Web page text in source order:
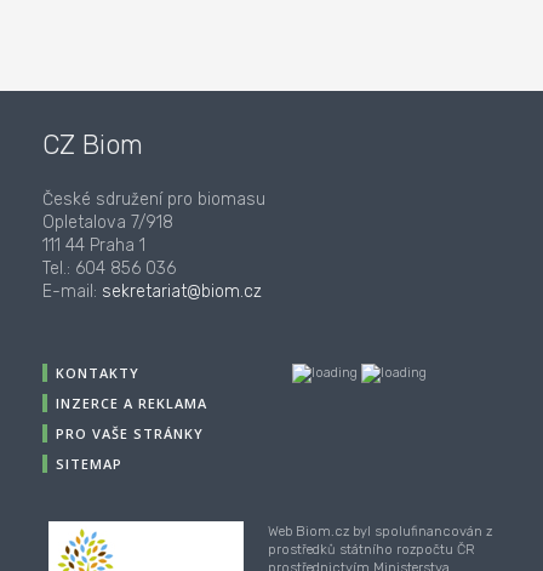
CZ Biom
České sdružení pro biomasu
Opletalova 7/918
111 44 Praha 1
Tel.: 604 856 036
E-mail: sekretariat@biom.cz
KONTAKTY
INZERCE A REKLAMA
PRO VAŠE STRÁNKY
SITEMAP
Web Biom.cz byl spolufinancován z
prostředků státního rozpočtu ČR